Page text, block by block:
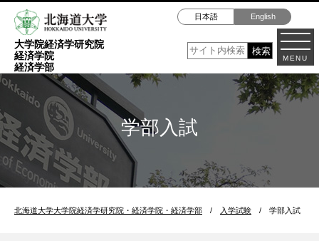
MENU
大学院経済学研究院
経済学院
経済学部
日本語 English
学部入試
北海道大学大学院経済学研究院・経済学院・経済学部 / 入学試験 / 学部入試